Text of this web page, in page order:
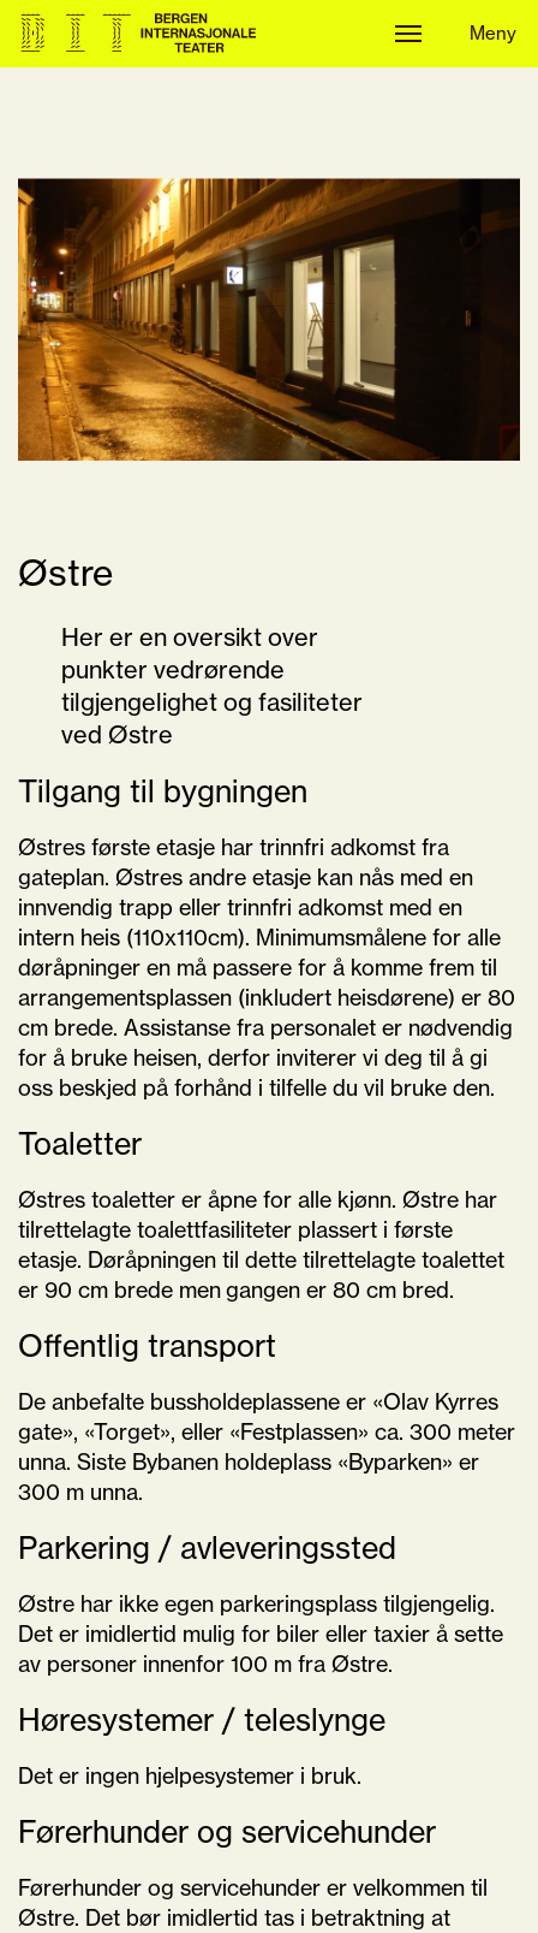
MenyMeny
Østre
Her er en oversikt over
punkter vedrørende
tilgjengelighet og fasiliteter
ved Østre
Tilgang til bygningen
Østres første etasje har trinnfri adkomst fra
gateplan. Østres andre etasje kan nås med en
innvendig trapp eller trinnfri adkomst med en
intern heis (110x110cm). Minimumsmålene for alle
døråpninger en må passere for å komme frem til
arrangementsplassen (inkludert heisdørene) er 80
cm brede. Assistanse fra personalet er nødvendig
for å bruke heisen, derfor inviterer vi deg til å gi
oss beskjed på forhånd i tilfelle du vil bruke den.
Toaletter
Østres toaletter er åpne for alle kjønn. Østre har
tilrettelagte toalettfasiliteter plassert i første
etasje. Døråpningen til dette tilrettelagte toalettet
er 90 cm brede men gangen er 80 cm bred.
Offentlig transport
De anbefalte bussholdeplassene er «Olav Kyrres
gate», «Torget», eller «Festplassen» ca. 300 meter
unna. Siste Bybanen holdeplass «Byparken» er
300 m unna.
Parkering / avleveringssted
Østre har ikke egen parkeringsplass tilgjengelig.
Det er imidlertid mulig for biler eller taxier å sette
av personer innenfor 100 m fra Østre.
Høresystemer / teleslynge
Det er ingen hjelpesystemer i bruk.
Førerhunder og servicehunder
Førerhunder og servicehunder er velkommen til
Østre. Det bør imidlertid tas i betraktning at